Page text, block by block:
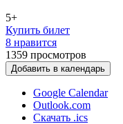
5+
Купить билет
8 нравится
1359 просмотров
Добавить в календарь
Google Calendar
Outlook.com
Скачать .ics